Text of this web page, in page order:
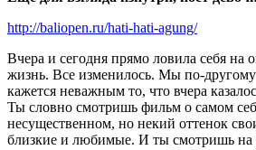
http://baliopen.ru/hati-hati-agung/
Вчера и сегодня прямо ловила себя
жизнь. Все изменилось. Мы по-
кажется неважным то, что вчера
Ты словно смотришь фильм о самом
несущественном, но некий оттенок
близкие и любимые. И ты смотришь на